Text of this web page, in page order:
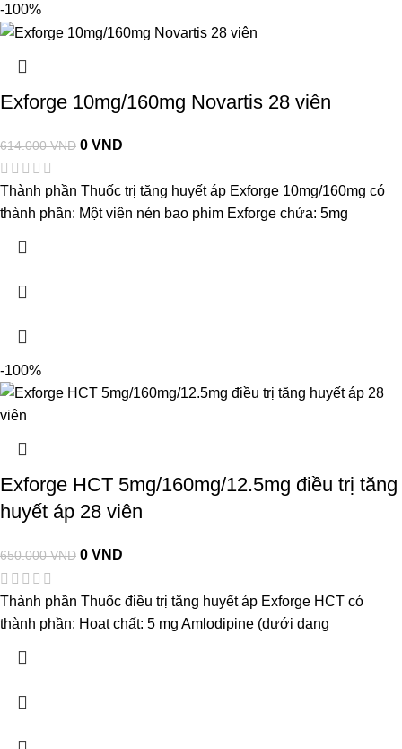
-100%
Exforge 10mg/160mg Novartis 28 viên
614.000VND 0VND
Thành phần Thuốc trị tăng huyết áp Exforge 10mg/160mg có
thành phần: Một viên nén bao phim Exforge chứa: 5mg
-100%
Exforge HCT 5mg/160mg/12.5mg điều trị tăng
huyết áp 28 viên
650.000VND 0VND
Thành phần Thuốc điều trị tăng huyết áp Exforge HCT có
thành phần: Hoạt chất: 5 mg Amlodipine (dưới dạng